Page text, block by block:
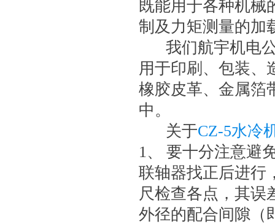
既能用于各种机械
制及力矩测量的加
我们航宇机电
用于印刷、包装、
橡胶皮革、金属箔
中。
关于CZ-5水冷
1、 要十分注意避
联轴器找正后进行
尺检查各点，其误
外径的配合间隙（